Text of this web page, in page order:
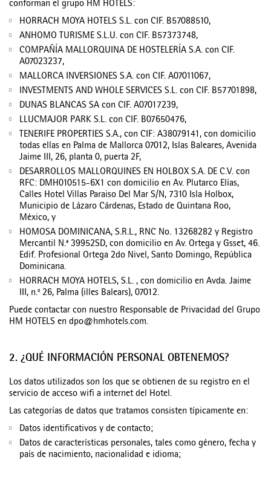
conforman el grupo HM HOTELS:
HORRACH MOYA HOTELS S.L. con CIF. B57088510,
ANHOMO TURISME S.L.U. con CIF. B57373748,
COMPAÑÍA MALLORQUINA DE HOSTELERÍA S.A. con CIF.
A07023237,
MALLORCA INVERSIONES S.A. con CIF. A07011067,
INVESTMENTS AND WHOLE SERVICES S.L. con CIF. B57701898,
DUNAS BLANCAS SA con CIF. A07017239,
LLUCMAJOR PARK S.L. con CIF. B07650476,
TENERIFE PROPERTIES S.A., con CIF: A38079141, con domicilio
todas ellas en Palma de Mallorca 07012, Islas Baleares, Avenida
Jaime III, 26, planta 0, puerta 2F,
DESARROLLOS MALLORQUINES EN HOLBOX S.A. DE C.V. con
RFC: DMH010515-6X1 con domicilio en Av. Plutarco Elías,
Calles Hotel Villas Paraiso Del Mar S/N, 7310 Isla Holbox,
Municipio de Lázaro Cárdenas, Estado de Quintana Roo,
México, y
HOMOSA DOMINICANA, S.R.L., RNC No. 13268282 y Registro
Mercantil N.ª 39952SD, con domicilio en Av. Ortega y Gsset, 46.
Edif. Profesional Ortega 2do Nivel, Santo Domingo, República
Dominicana.
HORRACH MOYA HOTELS, S.L. , con domicilio en Avda. Jaime
III, n.º 26, Palma (illes Balears), 07012.
Puede contactar con nuestro Responsable de Privacidad del Grupo
HM HOTELS en dpo@hmhotels.com.
2. ¿QUÉ INFORMACIÓN PERSONAL OBTENEMOS?
Los datos utilizados son los que se obtienen de su registro en el
servicio de acceso wifi a internet del Hotel.
Las categorías de datos que tratamos consisten típicamente en:
Datos identificativos y de contacto;
Datos de características personales, tales como género, fecha y
país de nacimiento, nacionalidad e idioma;